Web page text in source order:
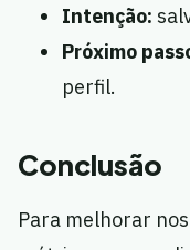
Intenção:
Próximo
perfil.
Conclusão
Para melhorar